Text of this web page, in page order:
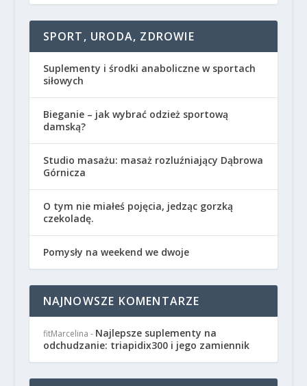
SPORT, URODA, ZDROWIE
Suplementy i środki anaboliczne w sportach
siłowych
Bieganie – jak wybrać odzież sportową
damską?
Studio masażu: masaż rozluźniający Dąbrowa
Górnicza
O tym nie miałeś pojęcia, jedząc gorzką
czekoladę.
Pomysły na weekend we dwoje
NAJNOWSZE KOMENTARZE
fitMarcelina - Najlepsze suplementy na
odchudzanie: triapidix300 i jego zamiennik